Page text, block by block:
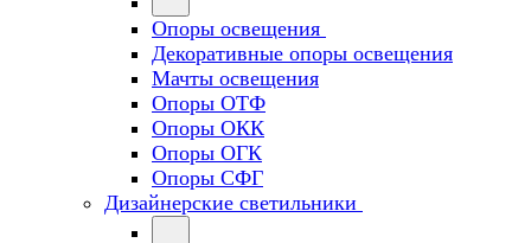
Опоры освещения
Декоративные опоры освещения
Мачты освещения
Опоры ОТФ
Опоры ОКК
Опоры ОГК
Опоры СФГ
Дизайнерские светильники